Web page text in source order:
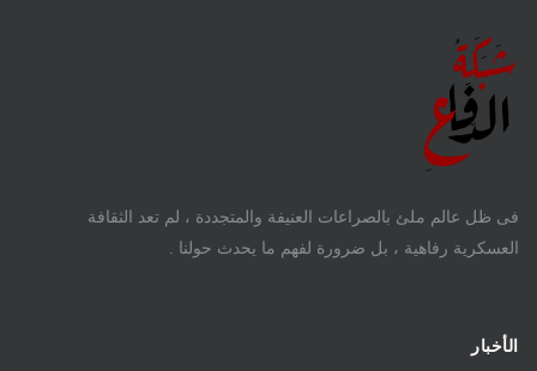
فى ظل عالم ملئ بالصراعات العنيفة والمتجددة ، لم تعد الثقافة
العسكرية رفاهية ، بل ضرورة لفهم ما يحدث حولنا .
الأخبار